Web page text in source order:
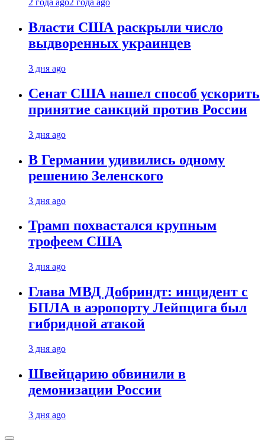
2 года ago2 года ago
Власти США раскрыли число
выдворенных украинцев
3 дня ago
Сенат США нашел способ ускорить
принятие санкций против России
3 дня ago
В Германии удивились одному
решению Зеленского
3 дня ago
Трамп похвастался крупным
трофеем США
3 дня ago
Глава МВД Добриндт: инцидент с
БПЛА в аэропорту Лейпцига был
гибридной атакой
3 дня ago
Швейцарию обвинили в
демонизации России
3 дня ago